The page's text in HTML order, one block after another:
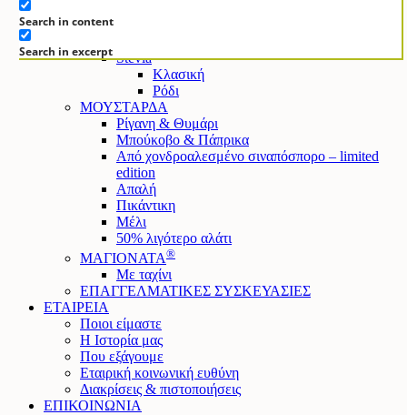
Search in content
Search in excerpt Stevia
Κλασική
Ρόδι
ΜΟΥΣΤΑΡΔΑ
Ρίγανη & Θυμάρι
Μπούκοβο & Πάπρικα
Από χονδροαλεσμένο σιναπόσπορο – limited
edition
Απαλή
Πικάντικη
Μέλι
50% λιγότερο αλάτι
ΜΑΓΙΟΝΑΤΑ®
Mε ταχίνι
ΕΠΑΓΓΕΛΜΑΤΙΚΕΣ ΣΥΣΚΕΥΑΣΙΕΣ
ΕΤΑΙΡΕΙΑ
Ποιοι είμαστε
Η Ιστορία μας
Που εξάγουμε
Εταιρική κοινωνική ευθύνη
Διακρίσεις & πιστοποιήσεις
ΕΠΙΚΟΙΝΩΝΙΑ